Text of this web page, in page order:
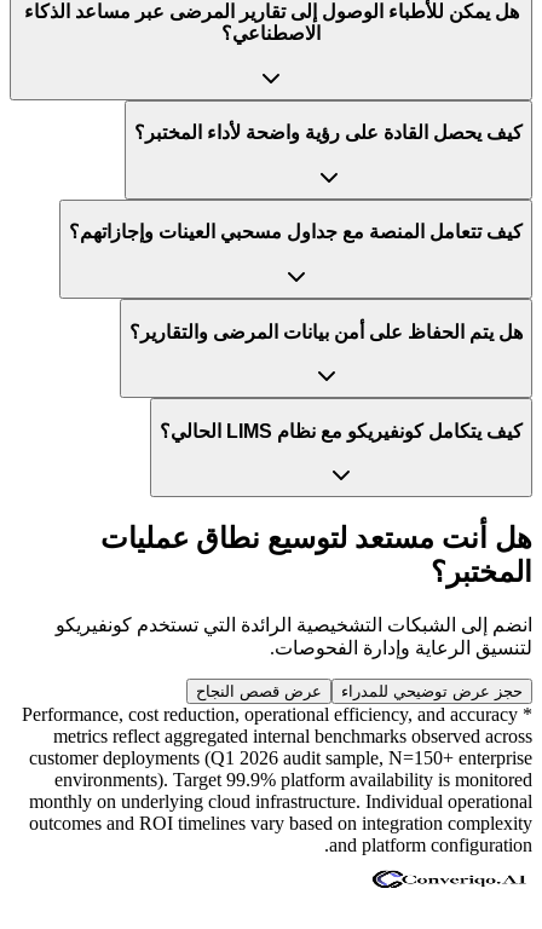
هل يمكن للأطباء الوصول إلى تقارير المرضى عبر مساعد الذكاء
الاصطناعي؟
كيف يحصل القادة على رؤية واضحة لأداء المختبر؟
كيف تتعامل المنصة مع جداول مسحبي العينات وإجازاتهم؟
هل يتم الحفاظ على أمن بيانات المرضى والتقارير؟
كيف يتكامل كونفيريكو مع نظام LIMS الحالي؟
هل أنت مستعد لتوسيع نطاق عمليات
المختبر؟
انضم إلى الشبكات التشخيصية الرائدة التي تستخدم كونفيريكو
لتنسيق الرعاية وإدارة الفحوصات.
حجز عرض توضيحي للمدراء عرض قصص النجاح
* Performance, cost reduction, operational efficiency, and accuracy
metrics reflect aggregated internal benchmarks observed across
customer deployments (Q1 2026 audit sample, N=150+ enterprise
environments). Target 99.9% platform availability is monitored
monthly on underlying cloud infrastructure. Individual operational
outcomes and ROI timelines vary based on integration complexity
and platform configuration.